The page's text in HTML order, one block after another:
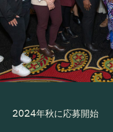
2024年秋に応募開始